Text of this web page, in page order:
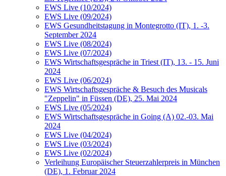
EWS Live (10/2024)
EWS Live (09/2024)
EWS Gesundheitstagung in Montegrotto (IT), 1. -3.
September 2024
EWS Live (08/2024)
EWS Live (07/2024)
EWS Wirtschaftsgespräche in Triest (IT), 13. - 15. Juni
2024
EWS Live (06/2024)
EWS Wirtschaftsgespräche & Besuch des Musicals
"Zeppelin" in Füssen (DE), 25. Mai 2024
EWS Live (05/2024)
EWS Wirtschaftsgespräche in Going (A) 02.-03. Mai
2024
EWS Live (04/2024)
EWS Live (03/2024)
EWS Live (02/2024)
Verleihung Europäischer Steuerzahlerpreis in München
(DE), 1. Februar 2024